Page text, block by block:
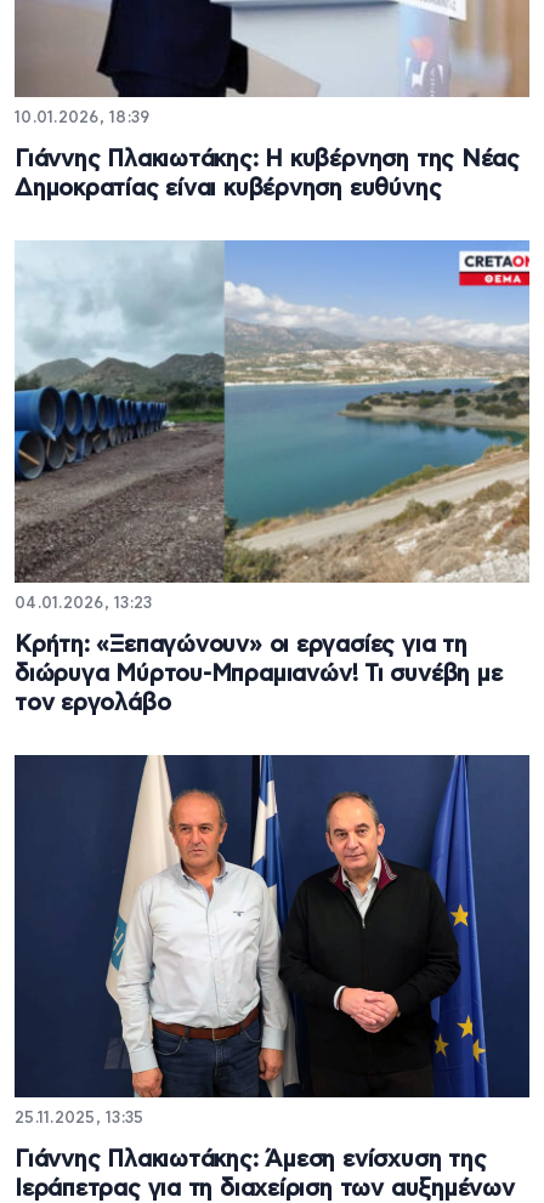
10.01.2026, 18:39
Γιάννης Πλακιωτάκης: Η κυβέρνηση της Νέας
Δημοκρατίας είναι κυβέρνηση ευθύνης
04.01.2026, 13:23
Κρήτη: «Ξεπαγώνουν» οι εργασίες για τη
διώρυγα Μύρτου-Μπραμιανών! Τι συνέβη με
τον εργολάβο
25.11.2025, 13:35
Γιάννης Πλακιωτάκης: Άμεση ενίσχυση της
Ιεράπετρας για τη διαχείριση των αυξημένων